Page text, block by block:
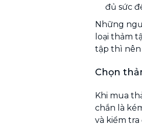
đủ sức
Những
loại thảm
tập thì nên
Chọn
Khi mua
chắn là
và kiểm